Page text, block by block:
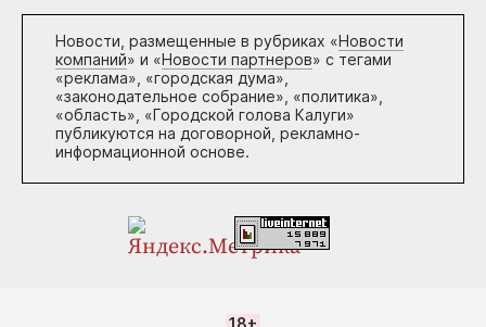
Новости, размещенные в рубриках «Новости
компаний» и «Новости партнеров» с тегами
«реклама», «городская дума»,
«законодательное собрание», «политика»,
«область», «Городской голова Калуги»
публикуются на договорной, рекламно-
информационной основе.